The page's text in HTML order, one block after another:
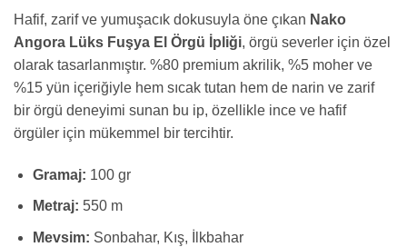
Hafif, zarif ve yumuşacık dokusuyla öne çıkan Nako
Angora Lüks Fuşya El Örgü İpliği, örgü severler için özel
olarak tasarlanmıştır. %80 premium akrilik, %5 moher ve
%15 yün içeriğiyle hem sıcak tutan hem de narin ve zarif
bir örgü deneyimi sunan bu ip, özellikle ince ve hafif
örgüler için mükemmel bir tercihtir.
Gramaj: 100 gr
Metraj: 550 m
Mevsim: Sonbahar, Kış, İlkbahar